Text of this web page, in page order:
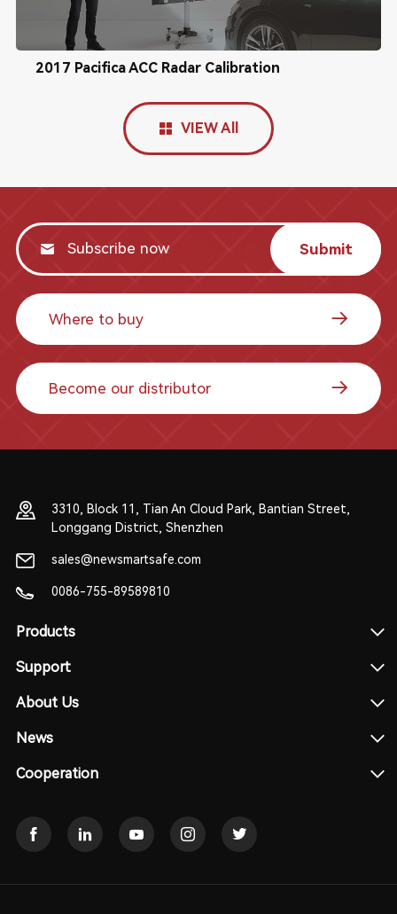
2017 Pacifica ACC Radar Calibration
VIEW All
Submit
Where to buy
Become our distributor
3310, Block 11, Tian An Cloud Park, Bantian Street,
Longgang District, Shenzhen
sales@newsmartsafe.com
0086-755-89589810
Products
Support
About Us
News
Cooperation